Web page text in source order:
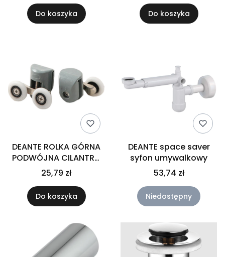
Do koszyka Do koszyka
DEANTE ROLKA GÓRNA
PODWÓJNA CILANTRO
DO SZYB 4MM BIAŁA
25,79 zł
Do koszyka
DEANTE space saver
syfon umywalkowy
53,74 zł
Niedostępny